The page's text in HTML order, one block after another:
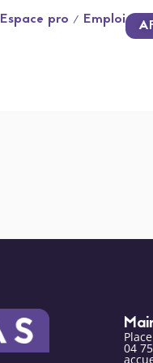
Espace pro / Emploi
04